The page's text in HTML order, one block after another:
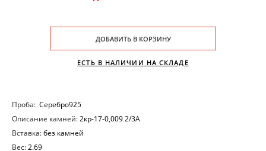
ДОБАВИТЬ В КОРЗИНУ
ЕСТЬ В НАЛИЧИИ НА СКЛАДЕ
Проба: Серебро925
Описание камней:2кр-17-0,009 2/3А
Вставка:без камней
Вес:2.69